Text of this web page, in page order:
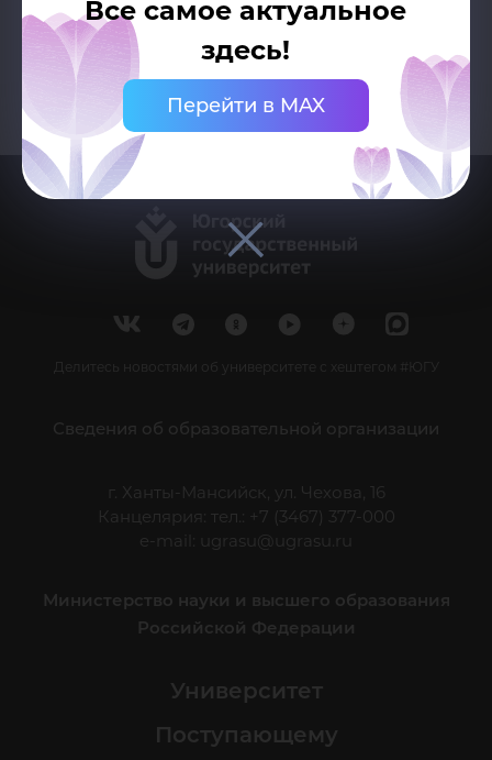
Все самое актуальное
здесь!
Перейти в MAX
Делитесь новостями об университете с хештегом #ЮГУ
Сведения об образовательной организации
г. Ханты-Мансийск, ул. Чехова, 16
Канцелярия: тел.: +7 (3467) 377-000
e-mail:
ugrasu@ugrasu.ru
Министерство науки и высшего образования
Российской Федерации
Университет
Поступающему